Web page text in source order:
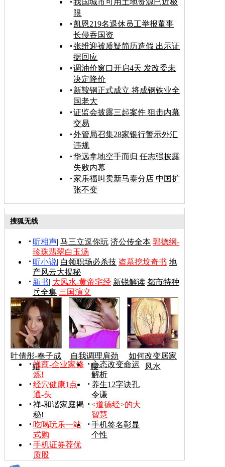
我国城市可用土地资源已近极
限
凯恩219名退休员工举报董事
长侵吞国资
张维迎被质疑简历造假 出示证
据回应
调油价窗口开启4天 发改委未
决定降价
新鞍钢正式成立 将成钢铁业全
国老大
证监会披露三起案件 狙击内幕
交易
外管局召集28家银行警示外汇
违规
华远拿地空手而归 任志强披露
失败内幕
家乐福叫卖新马泰分店 中国扩
张不变
搜狐无线
听相声| 马三立逗你玩 济公传全本 郭德纲-
珍珠翡翠白玉汤
听小说| 白领职场必杀技 盗墓挖坟奇书 地
产风云大揭秘
新书| 大风水-黄帝宅经 新锐解读 都市特种
兵全集 三国演义
叶倩彤-奉子成
婚
自我调理肩劲
腰
如何改变居家
风水
禅商-企业家修
炼!
心态改变命运
解析
经穴健康1点
通-头
养生12字诀孔
令谦
禅-和谐家庭揭
秘!
<道德经>的大
智慧
吃喝玩乐一站
式购
手机签名彰显
个性
手机证券荐优
质股